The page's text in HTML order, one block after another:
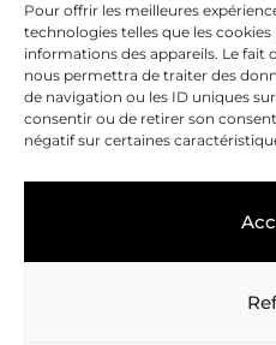
Pour offrir les meilleures
technologies telles que les
informations des appareils. Le fait
nous permettra de traiter des
de navigation ou les ID uniques
consentir ou de retirer son
négatif sur certaines
+41 21 351 25 55
fondation@leenaards.ch